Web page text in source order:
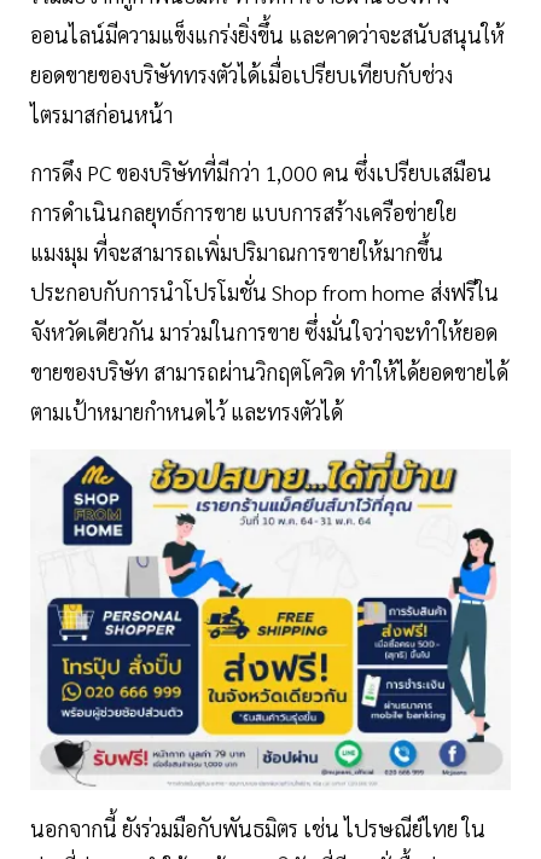
ออนไลน์มีความแข็งแกร่งยิ่งขึ้น และคาดว่าจะสนับสนุนให้
ยอดขายของบริษัททรงตัวได้เมื่อเปรียบเทียบกับช่วง
ไตรมาสก่อนหน้า
การดึง PC ของบริษัทที่มีกว่า 1,000 คน ซึ่งเปรียบเสมือน
การดำเนินกลยุทธ์การขาย แบบการสร้างเครือข่ายใย
แมงมุม ที่จะสามารถเพิ่มปริมาณการขายให้มากขึ้น
ประกอบกับการนำโปรโมชั่น Shop from home ส่งฟรีใน
จังหวัดเดียวกัน มาร่วมในการขาย ซึ่งมั่นใจว่าจะทำให้ยอด
ขายของบริษัท สามารถผ่านวิกฤตโควิด ทำให้ได้ยอดขายได้
ตามเป้าหมายกำหนดไว้ และทรงตัวได้
นอกจากนี้ ยังร่วมมือกับพันธมิตร เช่น ไปรษณีย์ไทย ใน